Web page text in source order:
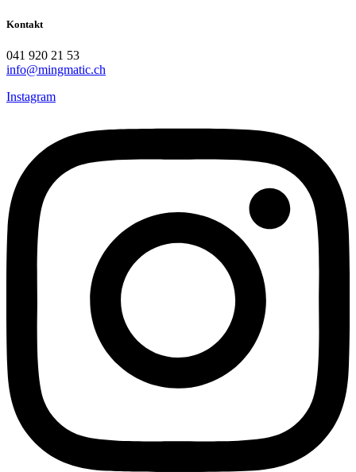
Kontakt
041 920 21 53
info@mingmatic.ch
Instagram